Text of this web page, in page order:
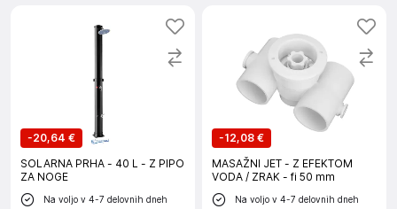
-20,64 €
SOLARNA PRHA - 40 L - Z PIPO
ZA NOGE
Na voljo v 4-7 delovnih dneh
-12,08 €
MASAŽNI JET - Z EFEKTOM
VODA / ZRAK - fi 50 mm
Na voljo v 4-7 delovnih dneh